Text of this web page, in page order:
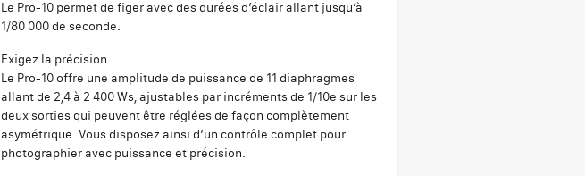
Le Pro-10 permet de figer avec des durées d’éclair allant jusqu’à
1/80 000 de seconde.
Exigez la précision
Le Pro-10 offre une amplitude de puissance de 11 diaphragmes
allant de 2,4 à 2 400 Ws, ajustables par incréments de 1/10e sur les
deux sorties qui peuvent être réglées de façon complètement
asymétrique. Vous disposez ainsi d’un contrôle complet pour
photographier avec puissance et précision.